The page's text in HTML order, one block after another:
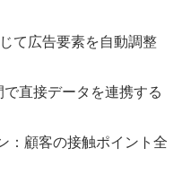
て広告要素を自動調整
直接データを連携する
：顧客の接触ポイント全